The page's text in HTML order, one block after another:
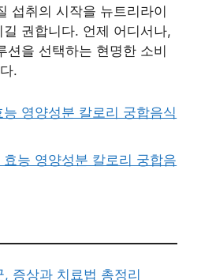
섭취의 시작을 뉴트리라이
권합니다. 언제 어디서나,
션을 선택하는 현명한 소비
.
영양성분 칼로리 궁합음식
능 영양성분 칼로리 궁합음